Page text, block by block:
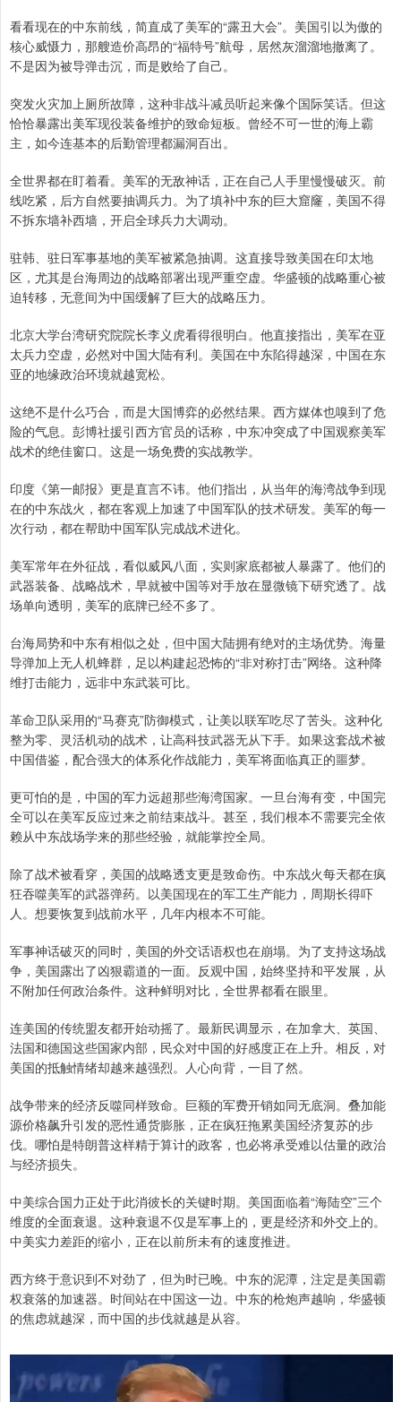
看看现在的中东前线，简直成了美军的“露丑大会”。美国引以为傲的
核心威慑力，那艘造价高昂的“福特号”航母，居然灰溜溜地撤离了。
不是因为被导弹击沉，而是败给了自己。
突发火灾加上厕所故障，这种非战斗减员听起来像个国际笑话。但这
恰恰暴露出美军现役装备维护的致命短板。曾经不可一世的海上霸
主，如今连基本的后勤管理都漏洞百出。
全世界都在盯着看。美军的无敌神话，正在自己人手里慢慢破灭。前
线吃紧，后方自然要抽调兵力。为了填补中东的巨大窟窿，美国不得
不拆东墙补西墙，开启全球兵力大调动。
驻韩、驻日军事基地的美军被紧急抽调。这直接导致美国在印太地
区，尤其是台海周边的战略部署出现严重空虚。华盛顿的战略重心被
迫转移，无意间为中国缓解了巨大的战略压力。
北京大学台湾研究院院长李义虎看得很明白。他直接指出，美军在亚
太兵力空虚，必然对中国大陆有利。美国在中东陷得越深，中国在东
亚的地缘政治环境就越宽松。
这绝不是什么巧合，而是大国博弈的必然结果。西方媒体也嗅到了危
险的气息。彭博社援引西方官员的话称，中东冲突成了中国观察美军
战术的绝佳窗口。这是一场免费的实战教学。
印度《第一邮报》更是直言不讳。他们指出，从当年的海湾战争到现
在的中东战火，都在客观上加速了中国军队的技术研发。美军的每一
次行动，都在帮助中国军队完成战术进化。
美军常年在外征战，看似威风八面，实则家底都被人暴露了。他们的
武器装备、战略战术，早就被中国等对手放在显微镜下研究透了。战
场单向透明，美军的底牌已经不多了。
台海局势和中东有相似之处，但中国大陆拥有绝对的主场优势。海量
导弹加上无人机蜂群，足以构建起恐怖的“非对称打击”网络。这种降
维打击能力，远非中东武装可比。
革命卫队采用的“马赛克”防御模式，让美以联军吃尽了苦头。这种化
整为零、灵活机动的战术，让高科技武器无从下手。如果这套战术被
中国借鉴，配合强大的体系化作战能力，美军将面临真正的噩梦。
更可怕的是，中国的军力远超那些海湾国家。一旦台海有变，中国完
全可以在美军反应过来之前结束战斗。甚至，我们根本不需要完全依
赖从中东战场学来的那些经验，就能掌控全局。
除了战术被看穿，美国的战略透支更是致命伤。中东战火每天都在疯
狂吞噬美军的武器弹药。以美国现在的军工生产能力，周期长得吓
人。想要恢复到战前水平，几年内根本不可能。
军事神话破灭的同时，美国的外交话语权也在崩塌。为了支持这场战
争，美国露出了凶狠霸道的一面。反观中国，始终坚持和平发展，从
不附加任何政治条件。这种鲜明对比，全世界都看在眼里。
连美国的传统盟友都开始动摇了。最新民调显示，在加拿大、英国、
法国和德国这些国家内部，民众对中国的好感度正在上升。相反，对
美国的抵触情绪却越来越强烈。人心向背，一目了然。
战争带来的经济反噬同样致命。巨额的军费开销如同无底洞。叠加能
源价格飙升引发的恶性通货膨胀，正在疯狂拖累美国经济复苏的步
伐。哪怕是特朗普这样精于算计的政客，也必将承受难以估量的政治
与经济损失。
中美综合国力正处于此消彼长的关键时期。美国面临着“海陆空”三个
维度的全面衰退。这种衰退不仅是军事上的，更是经济和外交上的。
中美实力差距的缩小，正在以前所未有的速度推进。
西方终于意识到不对劲了，但为时已晚。中东的泥潭，注定是美国霸
权衰落的加速器。时间站在中国这一边。中东的枪炮声越响，华盛顿
的焦虑就越深，而中国的步伐就越是从容。